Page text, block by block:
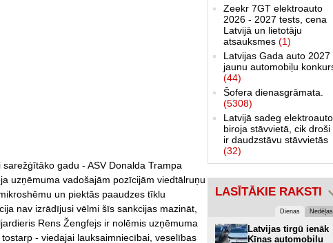
gadu - ASV Donalda Trampa
uzņēmuma vadošajām pozīcijām viedtālruņu
un piektās paaudzes tīklu
nav izrādījusi vēlmi šīs sankcijas mazināt,
Rens Žengfejs ir nolēmis uzņēmuma
- viedajai lauksaimniecībai, veselības
Zeekr 7GT elektroauto
2026 - 2027 tests, cena
Latvijā un lietotāju
atsauksmes (1)
Latvijas Gada auto 2027
jaunu automobiļu
(44)
Šofera dienasgrāmata.
(5308)
Latvijā sadeg elektroauto
biroja stāvvietā, cik droši
ir daudzstāvu stāvvietās
(32)
LASĪTĀKIE RAKSTI
Dienas Nedēļas
Latvijas tirgū ienāk
Ķīnas automobiļu